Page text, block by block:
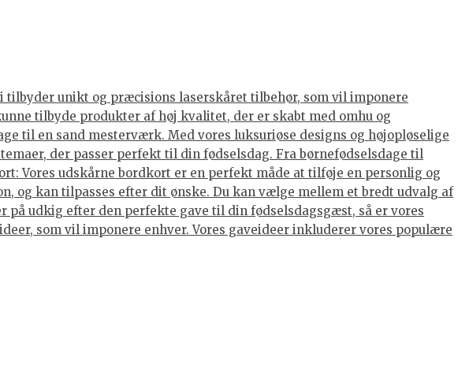
tilbyder unikt og præcisions laserskåret tilbehør, som vil imponere
tilbyde produkter af høj kvalitet, der er skabt med omhu og
til en sand mesterværk. Med vores luksuriøse designs og højopløselige
der passer perfekt til din fødselsdag. Fra børnefødselsdage til
Vores udskårne bordkort er en perfekt måde at tilføje en personlig og
og kan tilpasses efter dit ønske. Du kan vælge mellem et bredt udvalg af
på udkig efter den perfekte gave til din fødselsdagsgæst, så er vores
som vil imponere enhver. Vores gaveideer inkluderer vores populære